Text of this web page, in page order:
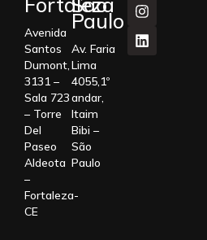
Avenida
Santos
Dumont,
3131 –
Sala 723
– Torre
Del
Paseo
Aldeota
–
Fortaleza-
CE
Paulo
Av. Faria
Lima
4055,1º
andar,
Itaim
Bibi –
São
Paulo